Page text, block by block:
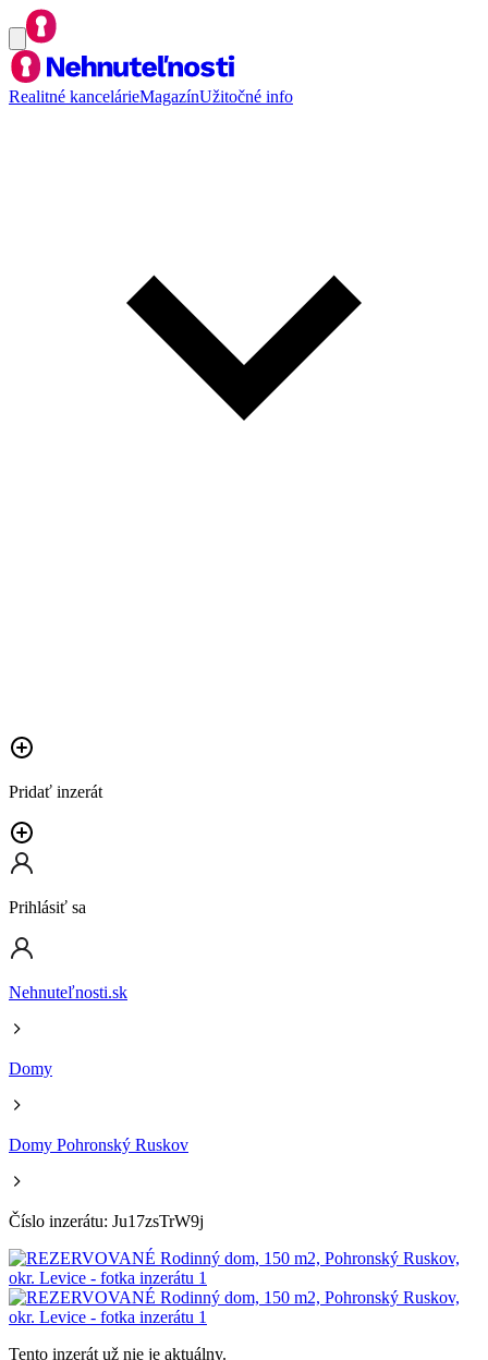
Realitné kancelárieMagazínUžitočné info
Pridať inzerát
Prihlásiť sa
Nehnuteľnosti.sk
Domy
Domy Pohronský Ruskov
Číslo inzerátu: Ju17zsTrW9j
Tento inzerát už nie je aktuálny.